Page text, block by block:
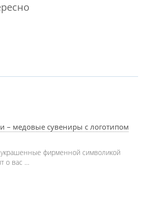
– медовые сувениры с логотипом
фирменной символикой
о вас …